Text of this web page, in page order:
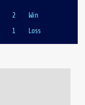
2
Win
1 Loss